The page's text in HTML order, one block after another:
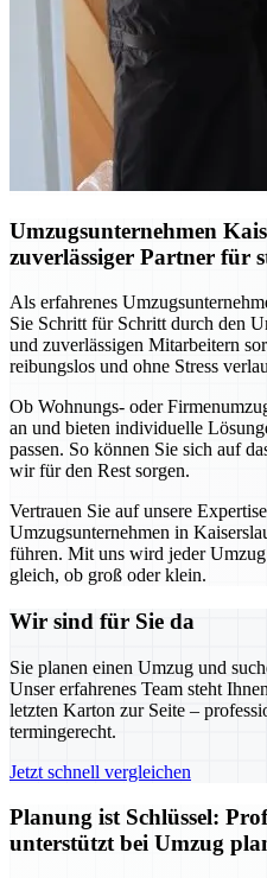
Umzugsunternehmen
zuverlässiger Partner für
Als erfahrenes
Sie Schritt für Schritt durch den
und zuverlässigen Mitarbeitern
reibungslos und ohne Stress
Ob Wohnungs- oder
an und bieten individuelle
passen. So können Sie sich auf
wir für den Rest sorgen.
Vertrauen Sie auf unsere
Umzugsunternehmen in
führen. Mit uns wird jeder
gleich, ob groß oder klein.
Wir sind für Sie da
Sie planen einen Umzug und
Unser erfahrenes Team steht
letzten Karton zur Seite –
termingerecht.
Jetzt schnell vergleichen
Planung ist Schlüssel:
unterstützt bei Umzug